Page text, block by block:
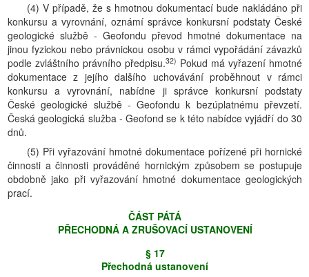
(4) V případě, že s hmotnou dokumentací bude nakládáno při
konkursu a vyrovnání, oznámí správce konkursní podstaty České
geologické službě - Geofondu převod hmotné dokumentace na
jinou fyzickou nebo právnickou osobu v rámci vypořádání závazků
podle zvláštního právního předpisu.32) Pokud má vyřazení hmotné
dokumentace z jejího dalšího uchovávání proběhnout v rámci
konkursu a vyrovnání, nabídne ji správce konkursní podstaty
České geologické službě - Geofondu k bezúplatnému převzetí.
Česká geologická služba - Geofond se k této nabídce vyjádří do 30
dnů.
(5) Při vyřazování hmotné dokumentace pořízené při hornické
činnosti a činnosti prováděné hornickým způsobem se postupuje
obdobně jako při vyřazování hmotné dokumentace geologických
prací.
ČÁST PÁTÁ
PŘECHODNÁ A ZRUŠOVACĺ USTANOVENĺ
§ 17
Přechodná ustanovení